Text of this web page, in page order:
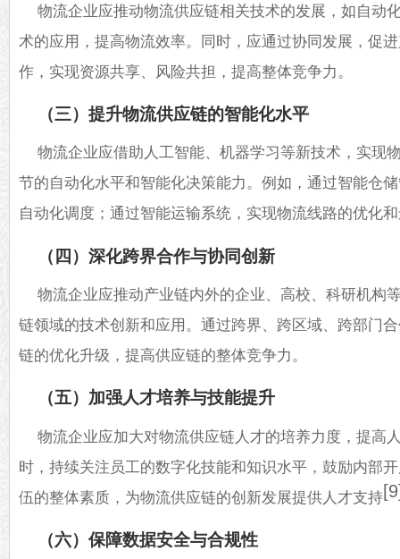
物流企业应推动物流供应链相关技术的发展，如自动
术的应用，提高物流效率。同时，应通过协同发展，促
作，实现资源共享、风险共担，提高整体竞争力。
（三）提升物流供应链的智能化水平
物流企业应借助人工智能、机器学习等新技术，实现
节的自动化水平和智能化决策能力。例如，通过智能仓
自动化调度；通过智能运输系统，实现物流线路的优化
（四）深化跨界合作与协同创新
物流企业应推动产业链内外的企业、高校、科研机构
链领域的技术创新和应用。通过跨界、跨区域、跨部门
链的优化升级，提高供应链的整体竞争力。
（五）加强人才培养与技能提升
物流企业应加大对物流供应链人才的培养力度，提高
时，持续关注员工的数字化技能和知识水平，鼓励内部
伍的整体素质，为物流供应链的创新发展提供人才支持
（六）保障数据安全与合规性